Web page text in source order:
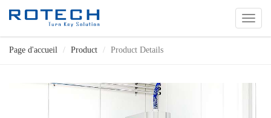
切
换
Page d'accueil Product Product Details